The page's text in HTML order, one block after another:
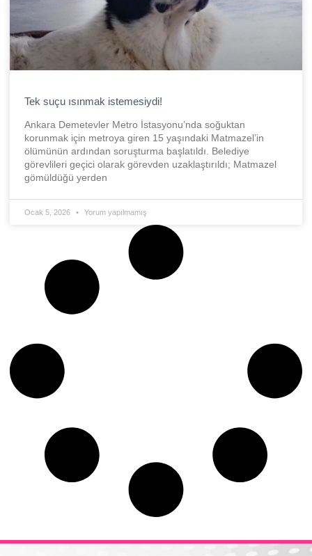
Tek suçu ısınmak istemesiydi!
Ankara Demetevler Metro İstasyonu’nda soğuktan
korunmak için metroya giren 15 yaşındaki Matmazel’in
ölümünün ardından soruşturma başlatıldı. Belediye
görevlileri geçici olarak görevden uzaklaştırıldı; Matmazel
gömüldüğü yerden
Ocak 5, 2026 Yorum yapılmamış